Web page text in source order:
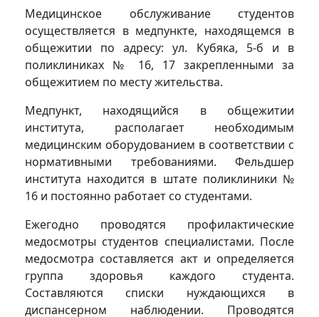
Медицинское обслуживание студентов
осуществляется в медпункте, находящемся в
общежитии по адресу: ул. Кубяка, 5-б и в
поликлиниках № 16, 17 закрепленными за
общежитием по месту жительства.
Медпункт, находящийся в общежитии
института, располагает необходимым
медицинским оборудованием в соответствии с
нормативными требованиями. Фельдшер
института находится в штате поликлиники №
16 и постоянно работает со студентами.
Ежегодно проводятся профилактические
медосмотры студентов специалистами. После
медосмотра составляется акт и определяется
группа здоровья каждого студента.
Составляются списки нуждающихся в
диспансерном наблюдении. Проводятся